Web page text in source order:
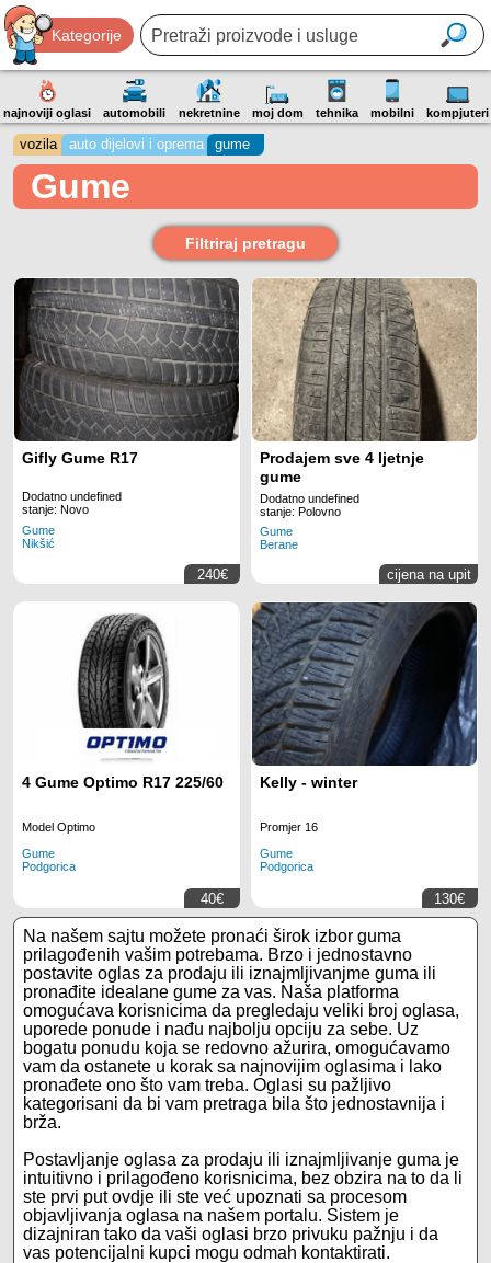
Kategorije
najnoviji oglasi automobili nekretnine moj dom tehnika mobilni kompjuteri
vozila auto dijelovi i oprema gume
Gume
Filtriraj pretragu
Gifly Gume R17
Dodatno undefined
stanje: Novo
Gume
Nikšić
240€
Prodajem sve 4 ljetnje
gume
Dodatno undefined
stanje: Polovno
Gume
Berane
cijena na upit
4 Gume Optimo R17 225/60
Model Optimo
Gume
Podgorica
40€
Kelly - winter
Promjer 16
Gume
Podgorica
130€
Na našem sajtu možete pronaći širok izbor guma
prilagođenih vašim potrebama. Brzo i jednostavno
postavite oglas za prodaju ili iznajmljivanjme guma ili
pronađite idealane gume za vas. Naša platforma
omogućava korisnicima da pregledaju veliki broj oglasa,
uporede ponude i nađu najbolju opciju za sebe. Uz
bogatu ponudu koja se redovno ažurira, omogućavamo
vam da ostanete u korak sa najnovijim oglasima i lako
pronađete ono što vam treba. Oglasi su pažljivo
kategorisani da bi vam pretraga bila što jednostavnija i
brža.
Postavljanje oglasa za prodaju ili iznajmljivanje guma je
intuitivno i prilagođeno korisnicima, bez obzira na to da li
ste prvi put ovdje ili ste već upoznati sa procesom
objavljivanja oglasa na našem portalu. Sistem je
dizajniran tako da vaši oglasi brzo privuku pažnju i da
vas potencijalni kupci mogu odmah kontaktirati.